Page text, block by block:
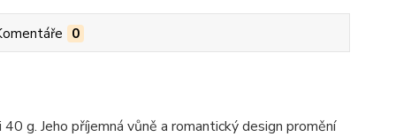
0
g. Jeho příjemná vůně a romantický design promění